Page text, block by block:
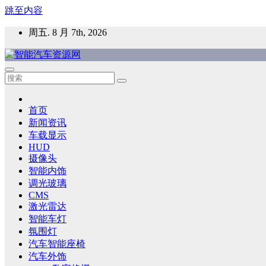
跳至内容
周五. 8 月 7th, 2026
智能汽车资源网
智能表面，智能内饰，新能源汽车，HMI，人车交互，智能车
首页
新闻资讯
车载显示
HUD
摄像头
智能内饰
调光玻璃
CMS
激光雷达
智能车灯
氛围灯
汽车智能座椅
汽车外饰